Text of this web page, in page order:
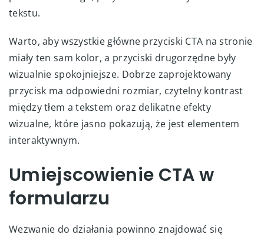
tekstu.
Warto, aby wszystkie główne przyciski CTA na stronie
miały ten sam kolor, a przyciski drugorzędne były
wizualnie spokojniejsze. Dobrze zaprojektowany
przycisk ma odpowiedni rozmiar, czytelny kontrast
między tłem a tekstem oraz delikatne efekty
wizualne, które jasno pokazują, że jest elementem
interaktywnym.
Umiejscowienie CTA w
formularzu
Wezwanie do działania powinno znajdować się